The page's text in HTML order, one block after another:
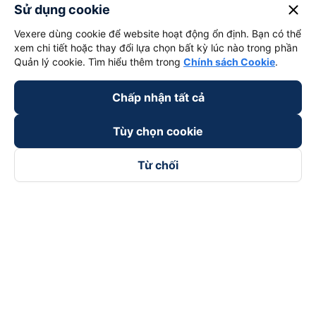
Sử dụng cookie close
Vexere dùng cookie để website hoạt động ổn định. Bạn có thể
xem chi tiết hoặc thay đổi lựa chọn bất kỳ lúc nào trong phần
Quản lý cookie. Tìm hiểu thêm trong Chính sách Cookie.
Chấp nhận tất cả
Tùy chọn cookie
Từ chối